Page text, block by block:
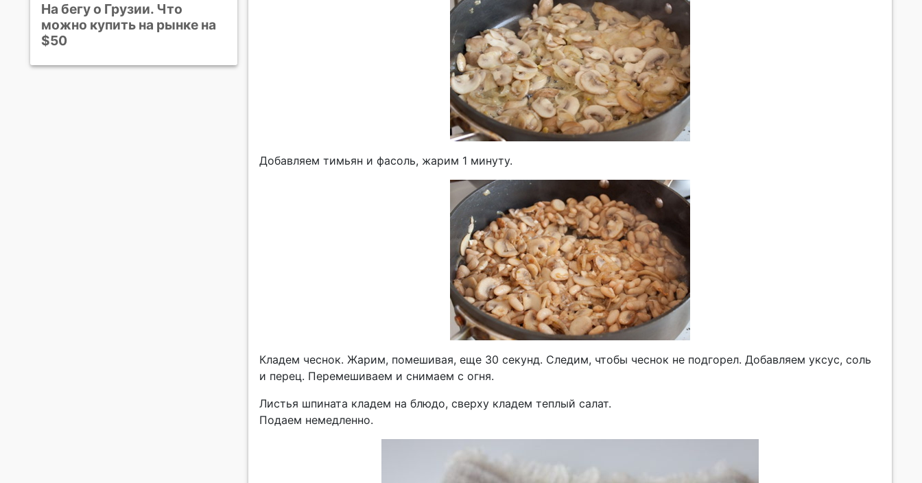
Добавляем тимьян и фасоль, жарим 1 минуту.
Кладем чеснок. Жарим, помешивая, еще 30 секунд. Следим, чтобы чеснок не подгорел. Добавляем уксус, соль
и перец. Перемешиваем и снимаем с огня.
Листья шпината кладем на блюдо, сверху кладем теплый салат.
Подаем немедленно.
На бегу о Грузии. Что
можно купить на рынке на
$50